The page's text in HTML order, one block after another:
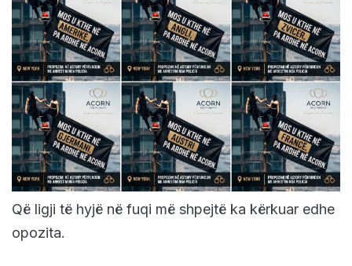
Që ligji të hyjë në fuqi më shpejtë ka kërkuar edhe
opozita.